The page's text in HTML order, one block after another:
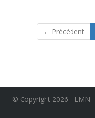
← Précédent
© Copyright 2026 - LMN